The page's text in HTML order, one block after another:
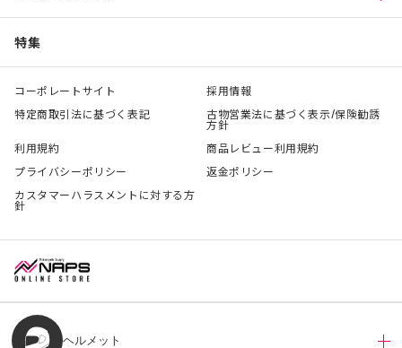
特集
コーポレートサイト
採用情報
特定商取引法に基づく表記
古物営業法に基づく表示/保険勧誘
方針
利用規約
商品レビュー利用規約
プライバシーポリシー
返金ポリシー
カスタマーハラスメントに対する方
針
ヘルメット